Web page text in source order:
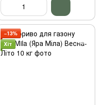
−13%
Хіт